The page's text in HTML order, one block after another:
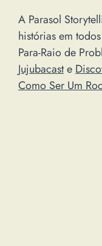
A Parasol
histórias em
Para-Raio de
Jujubacaste
Como Ser Um